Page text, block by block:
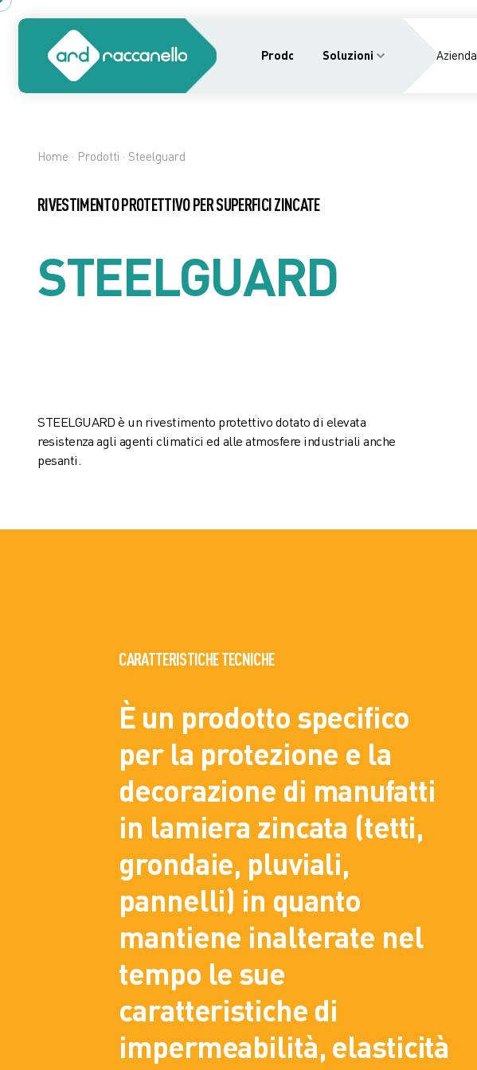
Prodotti Soluzioni Azienda
Home · Prodotti · Steelguard
RIVESTIMENTO PROTETTIVO PER SUPERFICI ZINCATE
STEELGUARD
STEELGUARD è un rivestimento protettivo dotato di elevata
resistenza agli agenti climatici ed alle atmosfere industriali anche
pesanti.
CARATTERISTICHE TECNICHE
È un prodotto specifico
per la protezione e la
decorazione di manufatti
in lamiera zincata (tetti,
grondaie, pluviali,
pannelli) in quanto
mantiene inalterate nel
tempo le sue
caratteristiche di
impermeabilità, elasticità